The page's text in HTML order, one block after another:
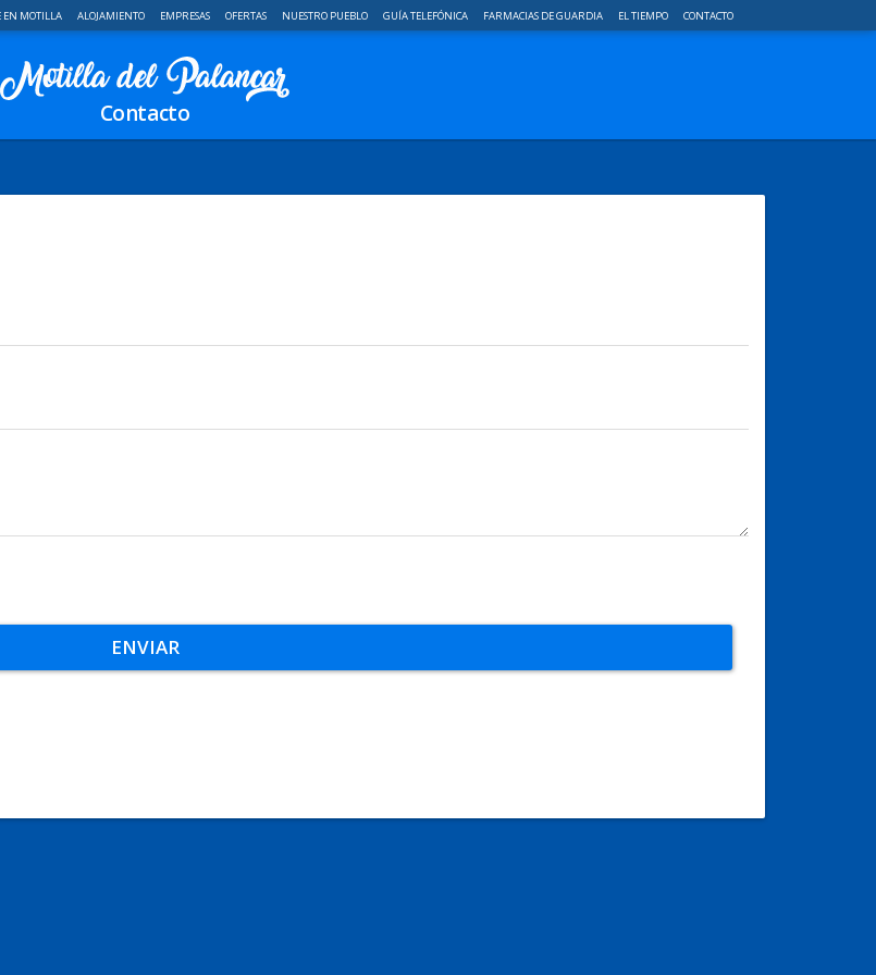
EN MOTILLA ALOJAMIENTO EMPRESAS OFERTAS NUESTRO PUEBLO GUÍA TELEFÓNICA FARMACIAS DE GUARDIA EL TIEMPO CONTACTO
Contacto